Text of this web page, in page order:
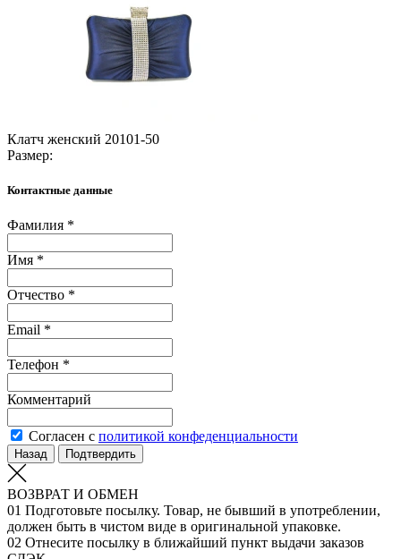
Клатч женский 20101-50
Размер:
Контактные данные
Фамилия *
Имя *
Отчество *
Email *
Телефон *
Комментарий
Согласен с политикой конфеденциальности
Назад Подтвердить
ВОЗВРАТ И ОБМЕН
01 Подготовьте посылку. Товар, не бывший в употреблении,
должен быть в чистом виде в оригинальной упаковке.
02 Отнесите посылку в ближайший пункт выдачи заказов